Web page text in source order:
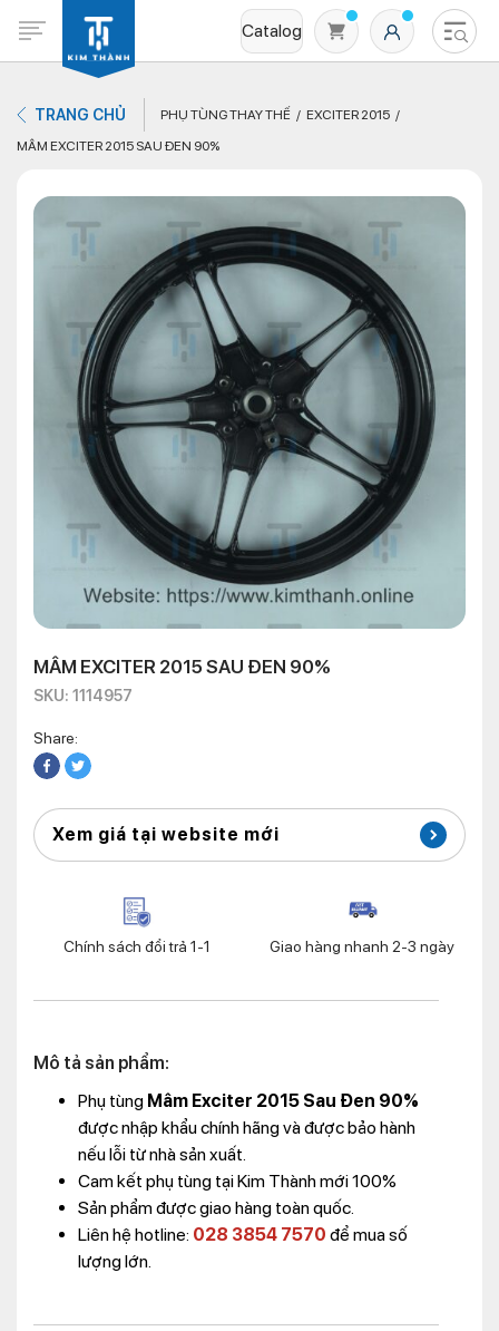
Catalog
Không có sản phẩm nào trong giỏ hàng
TRANG CHỦ PHỤ TÙNG THAY THẾ
EXCITER 2015
MÂM EXCITER 2015 SAU ĐEN 90%
MÂM EXCITER 2015 SAU ĐEN 90%
SKU: 1114957
Share:
Xem giá tại website mới
Chính sách đổi trả 1-1 Giao hàng nhanh 2-3 ngày
Mô tả sản phẩm:
Phụ tùng Mâm Exciter 2015 Sau Đen 90%
được nhập khẩu chính hãng và được bảo hành
nếu lỗi từ nhà sản xuất.
Cam kết phụ tùng tại Kim Thành mới 100%
Sản phẩm được giao hàng toàn quốc.
Liên hệ hotline: 028 3854 7570 để mua số
lượng lớn.